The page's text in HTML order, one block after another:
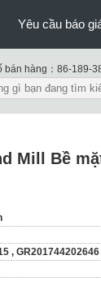
Yêu cầu báo
bán hàng： 86-189-
Mill Bề
, GR201744202646